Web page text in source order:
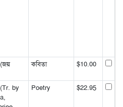
কবিতা $10.00
by
Poetry $22.95